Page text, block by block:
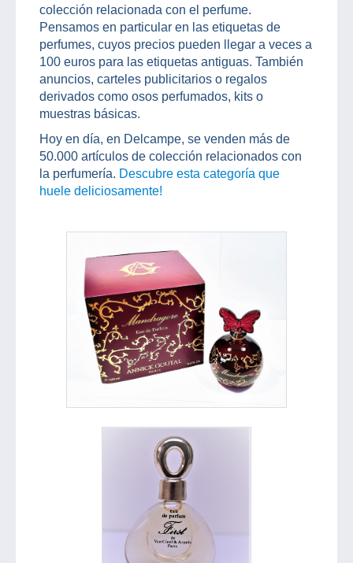
colección relacionada con el perfume.
Pensamos en particular en las etiquetas de
perfumes, cuyos precios pueden llegar a veces a
100 euros para las etiquetas antiguas. También
anuncios, carteles publicitarios o regalos
derivados como osos perfumados, kits o
muestras básicas.
Hoy en día, en Delcampe, se venden más de
50.000 artículos de colección relacionados con
la perfumería. Descubre esta categoría que
huele deliciosamente!